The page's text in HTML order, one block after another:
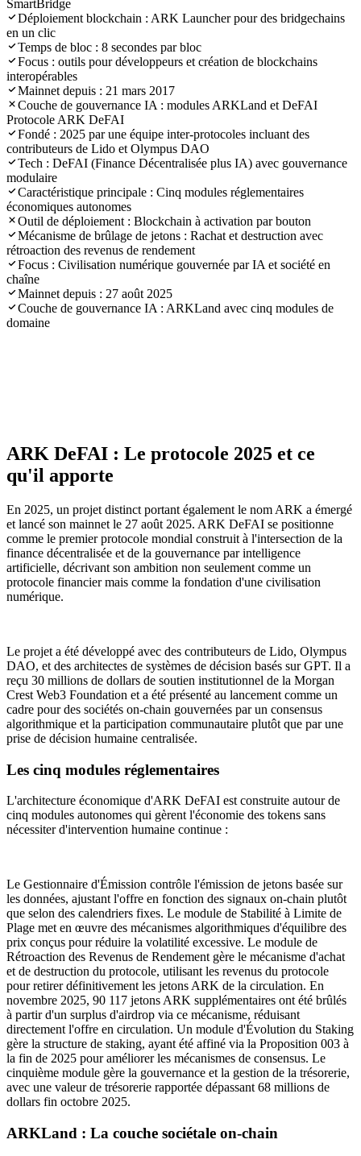
SmartBridge
Déploiement blockchain : ARK Launcher pour des bridgechains
en un clic
Temps de bloc : 8 secondes par bloc
Focus : outils pour développeurs et création de blockchains
interopérables
Mainnet depuis : 21 mars 2017
Couche de gouvernance IA : modules ARKLand et DeFAI
Protocole ARK DeFAI
Fondé : 2025 par une équipe inter-protocoles incluant des
contributeurs de Lido et Olympus DAO
Tech : DeFAI (Finance Décentralisée plus IA) avec gouvernance
modulaire
Caractéristique principale : Cinq modules réglementaires
économiques autonomes
Outil de déploiement : Blockchain à activation par bouton
Mécanisme de brûlage de jetons : Rachat et destruction avec
rétroaction des revenus de rendement
Focus : Civilisation numérique gouvernée par IA et société en
chaîne
Mainnet depuis : 27 août 2025
Couche de gouvernance IA : ARKLand avec cinq modules de
domaine
ARK DeFAI : Le protocole 2025 et ce
qu'il apporte
En 2025, un projet distinct portant également le nom ARK a émergé
et lancé son mainnet le 27 août 2025. ARK DeFAI se positionne
comme le premier protocole mondial construit à l'intersection de la
finance décentralisée et de la gouvernance par intelligence
artificielle, décrivant son ambition non seulement comme un
protocole financier mais comme la fondation d'une civilisation
numérique.
Le projet a été développé avec des contributeurs de Lido, Olympus
DAO, et des architectes de systèmes de décision basés sur GPT. Il a
reçu 30 millions de dollars de soutien institutionnel de la Morgan
Crest Web3 Foundation et a été présenté au lancement comme un
cadre pour des sociétés on-chain gouvernées par un consensus
algorithmique et la participation communautaire plutôt que par une
prise de décision humaine centralisée.
Les cinq modules réglementaires
L'architecture économique d'ARK DeFAI est construite autour de
cinq modules autonomes qui gèrent l'économie des tokens sans
nécessiter d'intervention humaine continue :
Le Gestionnaire d'Émission contrôle l'émission de jetons basée sur
les données, ajustant l'offre en fonction des signaux on-chain plutôt
que selon des calendriers fixes. Le module de Stabilité à Limite de
Plage met en œuvre des mécanismes algorithmiques d'équilibre des
prix conçus pour réduire la volatilité excessive. Le module de
Rétroaction des Revenus de Rendement gère le mécanisme d'achat
et de destruction du protocole, utilisant les revenus du protocole
pour retirer définitivement les jetons ARK de la circulation. En
novembre 2025, 90 117 jetons ARK supplémentaires ont été brûlés
à partir d'un surplus d'airdrop via ce mécanisme, réduisant
directement l'offre en circulation. Un module d'Évolution du Staking
gère la structure de staking, ayant été affiné via la Proposition 003 à
la fin de 2025 pour améliorer les mécanismes de consensus. Le
cinquième module gère la gouvernance et la gestion de la trésorerie,
avec une valeur de trésorerie rapportée dépassant 68 millions de
dollars fin octobre 2025.
ARKLand : La couche sociétale on-chain